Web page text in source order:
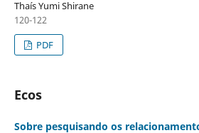
Thaís Yumi Shirane
120-122
PDF
Ecos
Sobre pesquisando os